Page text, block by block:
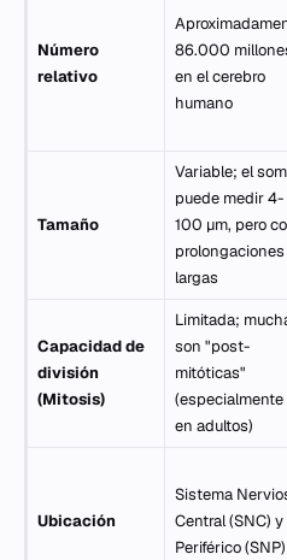
Número
relativo
86.000
en el cerebro
humano
Tamaño
Variable; el
puede medir 4-
100 µm, pero
prolongaciones
largas
Capacidad de
división
(Mitosis)
Limitada;
son "post-
mitóticas"
(especialmente
en adultos)
Ubicación
Sistema
Central (SNC) y
Periférico (SNP)